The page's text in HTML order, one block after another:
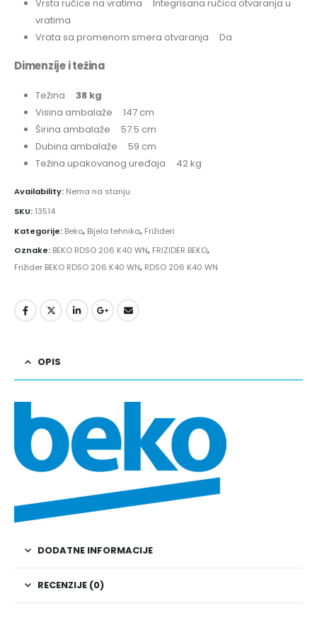
Vrsta ručice na vratima Integrisana ručica otvaranja u
vratima
Vrata sa promenom smera otvaranja Da
Dimenzije i težina
Težina
38 kg
Visina ambalaže 147 cm
Širina ambalaže 57.5 cm
Dubina ambalaže 59 cm
Težina upakovanog uređaja 42 kg
Availability: Nema na stanju
SKU: 13514
Kategorije: Beko, Bijela tehnika, Frižideri
Oznake: BEKO RDSO 206 K40 WN, FRIZIDER BEKO,
Frižider BEKO RDSO 206 K40 WN, RDSO 206 K40 WN
OPIS
DODATNE INFORMACIJE
RECENZIJE (0)